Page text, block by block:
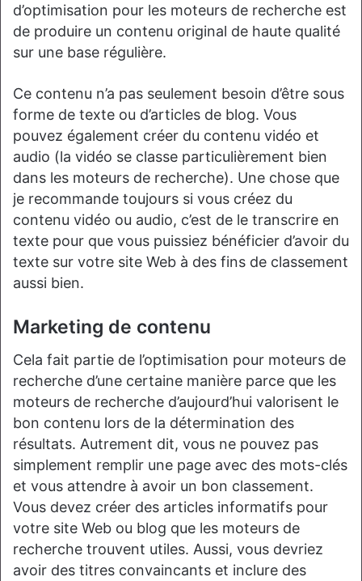
d’optimisation pour les moteurs de recherche est
de produire un contenu original de haute qualité
sur une base régulière.
Ce contenu n’a pas seulement besoin d’être sous
forme de texte ou d’articles de blog. Vous
pouvez également créer du contenu vidéo et
audio (la vidéo se classe particulièrement bien
dans les moteurs de recherche). Une chose que
je recommande toujours si vous créez du
contenu vidéo ou audio, c’est de le transcrire en
texte pour que vous puissiez bénéficier d’avoir du
texte sur votre site Web à des fins de classement
aussi bien.
Marketing de contenu
Cela fait partie de l’optimisation pour moteurs de
recherche d’une certaine manière parce que les
moteurs de recherche d’aujourd’hui valorisent le
bon contenu lors de la détermination des
résultats. Autrement dit, vous ne pouvez pas
simplement remplir une page avec des mots-clés
et vous attendre à avoir un bon classement.
Vous devez créer des articles informatifs pour
votre site Web ou blog que les moteurs de
recherche trouvent utiles. Aussi, vous devriez
avoir des titres convaincants et inclure des